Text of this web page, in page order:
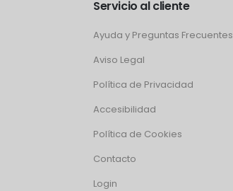
Servicio al cliente
Ayuda y Preguntas Frecuentes
Aviso Legal
Política de Privacidad
Accesibilidad
Política de Cookies
Contacto
Login